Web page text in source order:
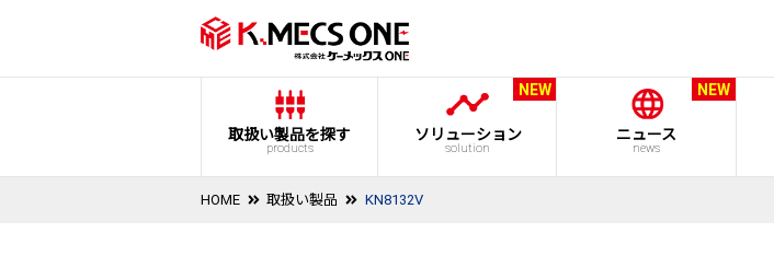
取扱い製品を探す
products
ソリューション
solution
NEW
ニュース
news
NEW
HOME 取扱い製品 KN8132V